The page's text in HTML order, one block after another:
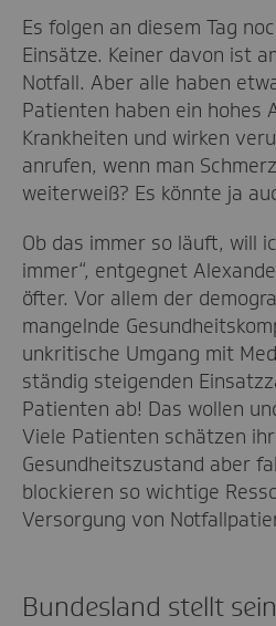
Es folgen an diesem Tag
Einsätze. Keiner davon ist
Notfall. Aber alle haben
Patienten haben ein hohes
Krankheiten und wirken
anrufen, wenn man
weiterweiß? Es könnte ja
Ob das immer so läuft, will
immer“, entgegnet
öfter. Vor allem der
mangelnde
unkritische Umgang mit
ständig steigenden
Patienten ab! Das wollen
Viele Patienten schätzen
Gesundheitszustand aber
blockieren so wichtige
Versorgung von
Bundesland stellt